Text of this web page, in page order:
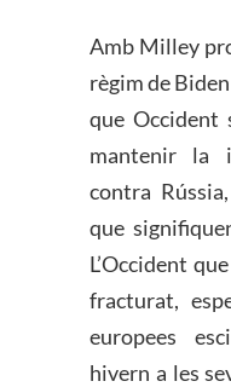
Amb Milley
règim de
que Occident
mantenir la
contra
que
L’Occident
fracturat,
europees
hivern a les